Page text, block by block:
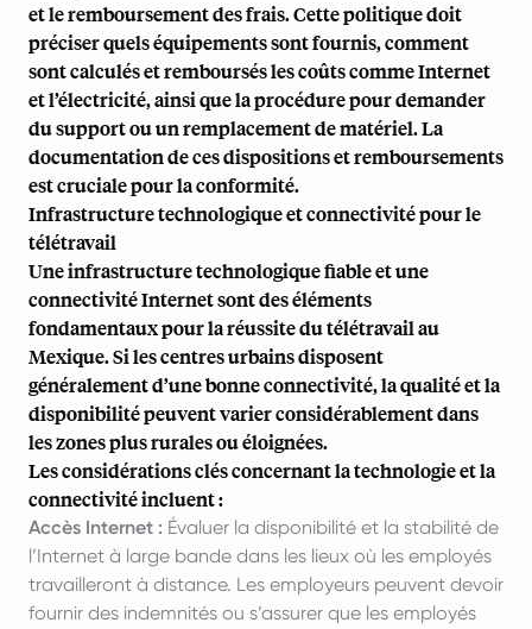
et le remboursement des frais. Cette politique doit
préciser quels équipements sont fournis, comment
sont calculés et remboursés les coûts comme Internet
et l’électricité, ainsi que la procédure pour demander
du support ou un remplacement de matériel. La
documentation de ces dispositions et remboursements
est cruciale pour la conformité.
Infrastructure technologique et connectivité pour le
télétravail
Une infrastructure technologique fiable et une
connectivité Internet sont des éléments
fondamentaux pour la réussite du télétravail au
Mexique. Si les centres urbains disposent
généralement d’une bonne connectivité, la qualité et la
disponibilité peuvent varier considérablement dans
les zones plus rurales ou éloignées.
Les considérations clés concernant la technologie et la
connectivité incluent :
Accès Internet : Évaluer la disponibilité et la stabilité de
l’Internet à large bande dans les lieux où les employés
travailleront à distance. Les employeurs peuvent devoir
fournir des indemnités ou s’assurer que les employés